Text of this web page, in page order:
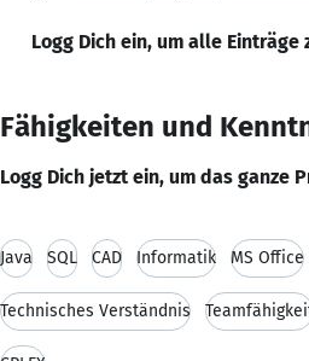
Logg Dich ein, um alle Einträge
Fähigkeiten und
Logg Dich jetzt ein, um das ganze
Java SQL CAD Informatik MS Office
Technisches Verständnis